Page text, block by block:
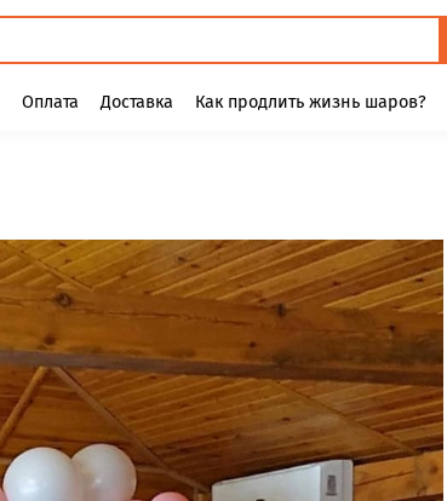
Оплата Доставка Как продлить жизнь шаров?